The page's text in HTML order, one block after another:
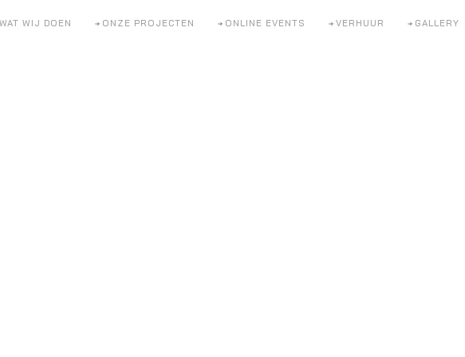
WAT WIJ DOEN ONZE PROJECTEN ONLINE EVENTS VERHUUR GALLERY